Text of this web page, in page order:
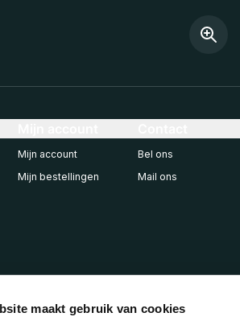
maakt gebruik van cookies
Mijn account
Mijn bestellingen
Bel ons
Mail ons